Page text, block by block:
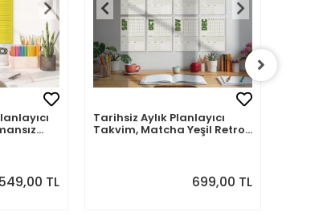
549,00 TL
Tarihsiz Aylık Planlayıcı
Takvim, Matcha Yeşil Retro
Organizer Duvar Planlayıcı
699,00 TL